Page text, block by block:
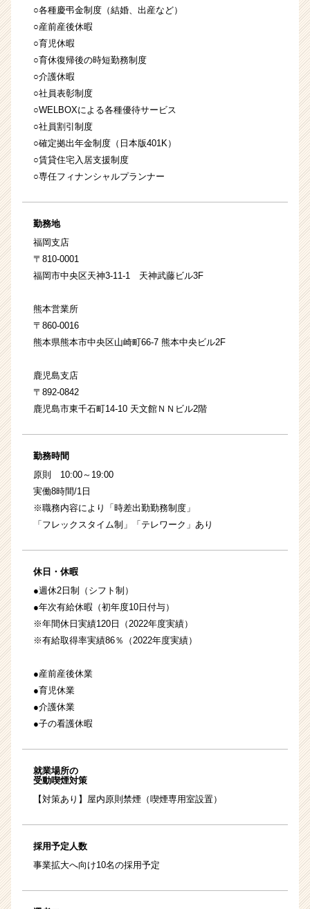
○各種慶弔金制度（結婚、出産など）
○産前産後休暇
○育児休暇
○育休復帰後の時短勤務制度
○介護休暇
○社員表彰制度
○WELBOXによる各種優待サービス
○社員割引制度
○確定拠出年金制度（日本版401K）
○賃貸住宅入居支援制度
○専任フィナンシャルプランナー
勤務地
福岡支店
〒810-0001
福岡市中央区天神3-11-1 天神武藤ビル3F
熊本営業所
〒860-0016
熊本県熊本市中央区山崎町66-7 熊本中央ビル2F
鹿児島支店
〒892-0842
鹿児島市東千石町14-10 天文館ＮＮビル2階
勤務時間
原則 10:00～19:00
実働8時間/1日
※職務内容により「時差出勤勤務制度」
「フレックスタイム制」「テレワーク」あり
休日・休暇
●週休2日制（シフト制）
●年次有給休暇（初年度10日付与）
※年間休日実績120日（2022年度実績）
※有給取得率実績86％（2022年度実績）
●産前産後休業
●育児休業
●介護休業
●子の看護休暇
就業場所の
受動喫煙対策
【対策あり】屋内原則禁煙（喫煙専用室設置）
採用予定人数
事業拡大へ向け10名の採用予定